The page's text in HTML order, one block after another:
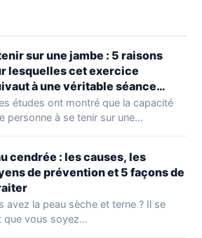
sur une jambe : 5 raisons
lesquelles cet exercice
à une véritable séance
études ont montré que la capacité
personne à se tenir sur une…
cendrée : les causes, les
de prévention et 5 façons de
avez la peau sèche et terne ? Il se
que vous soyez…